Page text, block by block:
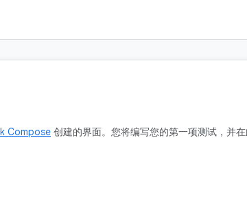
Compose 创建的界面。您将编写您的第一项测试，并